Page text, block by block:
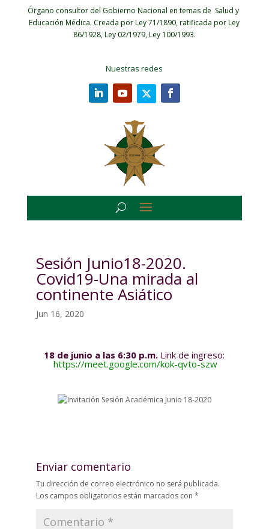
Órgano consultor del Gobierno Nacional en temas de Salud y
Educación Médica. Creada por Ley 71/1890, ratificada por Ley
86/1928, Ley 02/1979, Ley 100/1993.
Nuestras redes
Sesión Junio18-2020.
Covid19-Una mirada al
continente Asiático
Jun 16, 2020
18 de junio a las 6:30 p.m. Link de ingreso:
https://meet.google.com/kok-qvto-szw
Enviar comentario
Tu dirección de correo electrónico no será publicada.
Los campos obligatorios están marcados con *